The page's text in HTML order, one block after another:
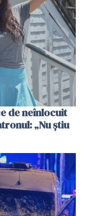
de neînlocuit
„Nu știu